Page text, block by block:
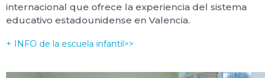
internacional que ofrece la experiencia del sistema
educativo estadounidense en Valencia.
+ INFO de la escuela infantil>>